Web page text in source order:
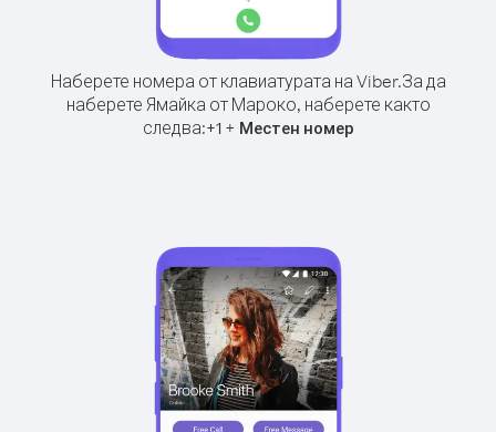
Наберете номера от клавиатурата на Viber.За да
наберете Ямайка от Мароко, наберете както
следва:+1+ Местен номер